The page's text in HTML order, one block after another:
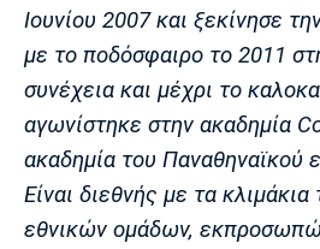
Ιουνίου 2007 και ξεκίνησε
με το ποδόσφαιρο το 2011
συνέχεια και μέχρι το
αγωνίστηκε στην ακαδημία
ακαδημία του Παναθηναϊκού
Είναι διεθνής με τα
εθνικών ομάδων,